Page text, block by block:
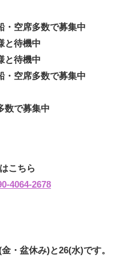
空席多数で募集中
待機中
待機中
空席多数で募集中
数で募集中
こちら
4064-2678
・盆休み)と26(水)です。